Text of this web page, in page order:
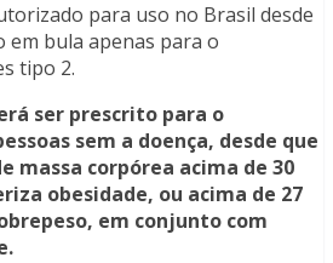
para uso no Brasil desde
em bula apenas para o
tipo 2.
ser prescrito para o
sem a doença, desde que
massa corpórea acima de 30
obesidade, ou acima de 27
em conjunto com